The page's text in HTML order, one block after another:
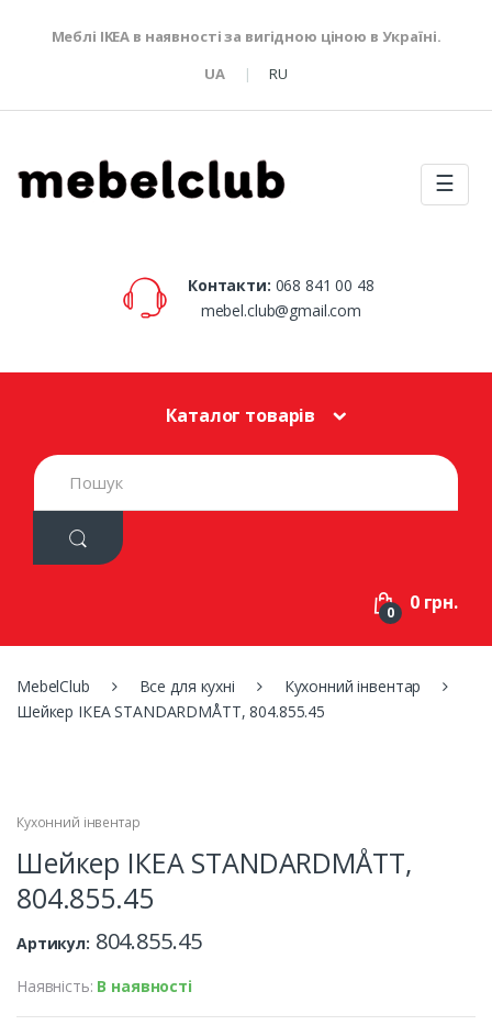
Меблі IKEA в наявності за вигідною ціною в Україні.
UA
RU
☰
Контакти: 068 841 00 48
mebel.club@gmail.com
Каталог товарів
S
e
h
:
0 0 грн.
MebelClub Все для кухні
Кухонний інвентар
Шейкер ІКЕА STANDARDMÅTT, 804.855.45
Кухонний інвентар
Шейкер ІКЕА STANDARDMÅTT,
804.855.45
Артикул: 804.855.45
Наявність: В наявності